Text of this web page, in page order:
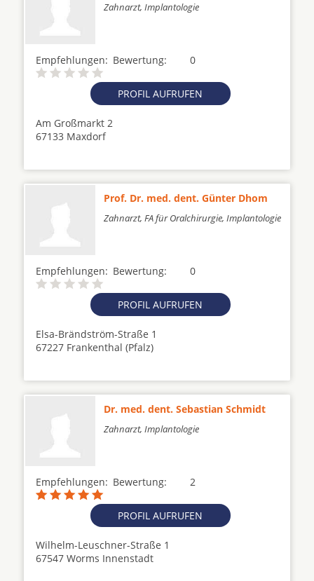
Zahnarzt, Implantologie
Empfehlungen: 0
Bewertung:
PROFIL AUFRUFEN
Am Großmarkt 2
67133 Maxdorf
Prof. Dr. med. dent. Günter Dhom
Zahnarzt, FA für Oralchirurgie, Implantologie
Empfehlungen: 0
Bewertung:
PROFIL AUFRUFEN
Elsa-Brändström-Straße 1
67227 Frankenthal (Pfalz)
Dr. med. dent. Sebastian Schmidt
Zahnarzt, Implantologie
Empfehlungen: 2
Bewertung:
PROFIL AUFRUFEN
Wilhelm-Leuschner-Straße 1
67547 Worms Innenstadt